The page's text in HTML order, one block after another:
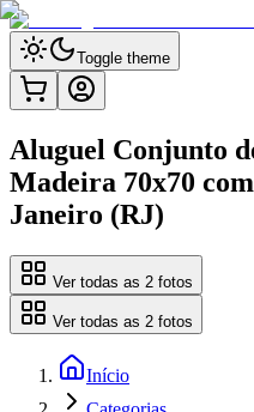
Toggle theme
Aluguel Conjunto
Madeira 70x70
Janeiro (RJ)
Ver todas as 2 fotos
Ver todas as 2 fotos
Início